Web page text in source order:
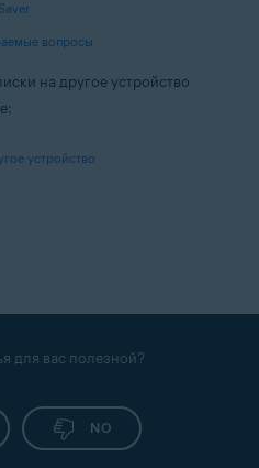
вопросы
на другое устройство
устройство
для вас полезной?
NO